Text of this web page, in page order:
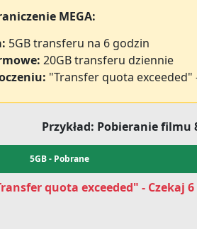
MEGA:
5GB transferu na 6 godzin
20GB transferu dziennie
"Transfer quota exceeded"
Przykład: Pobieranie filmu
5GB - Pobrane
quota exceeded" - Czekaj